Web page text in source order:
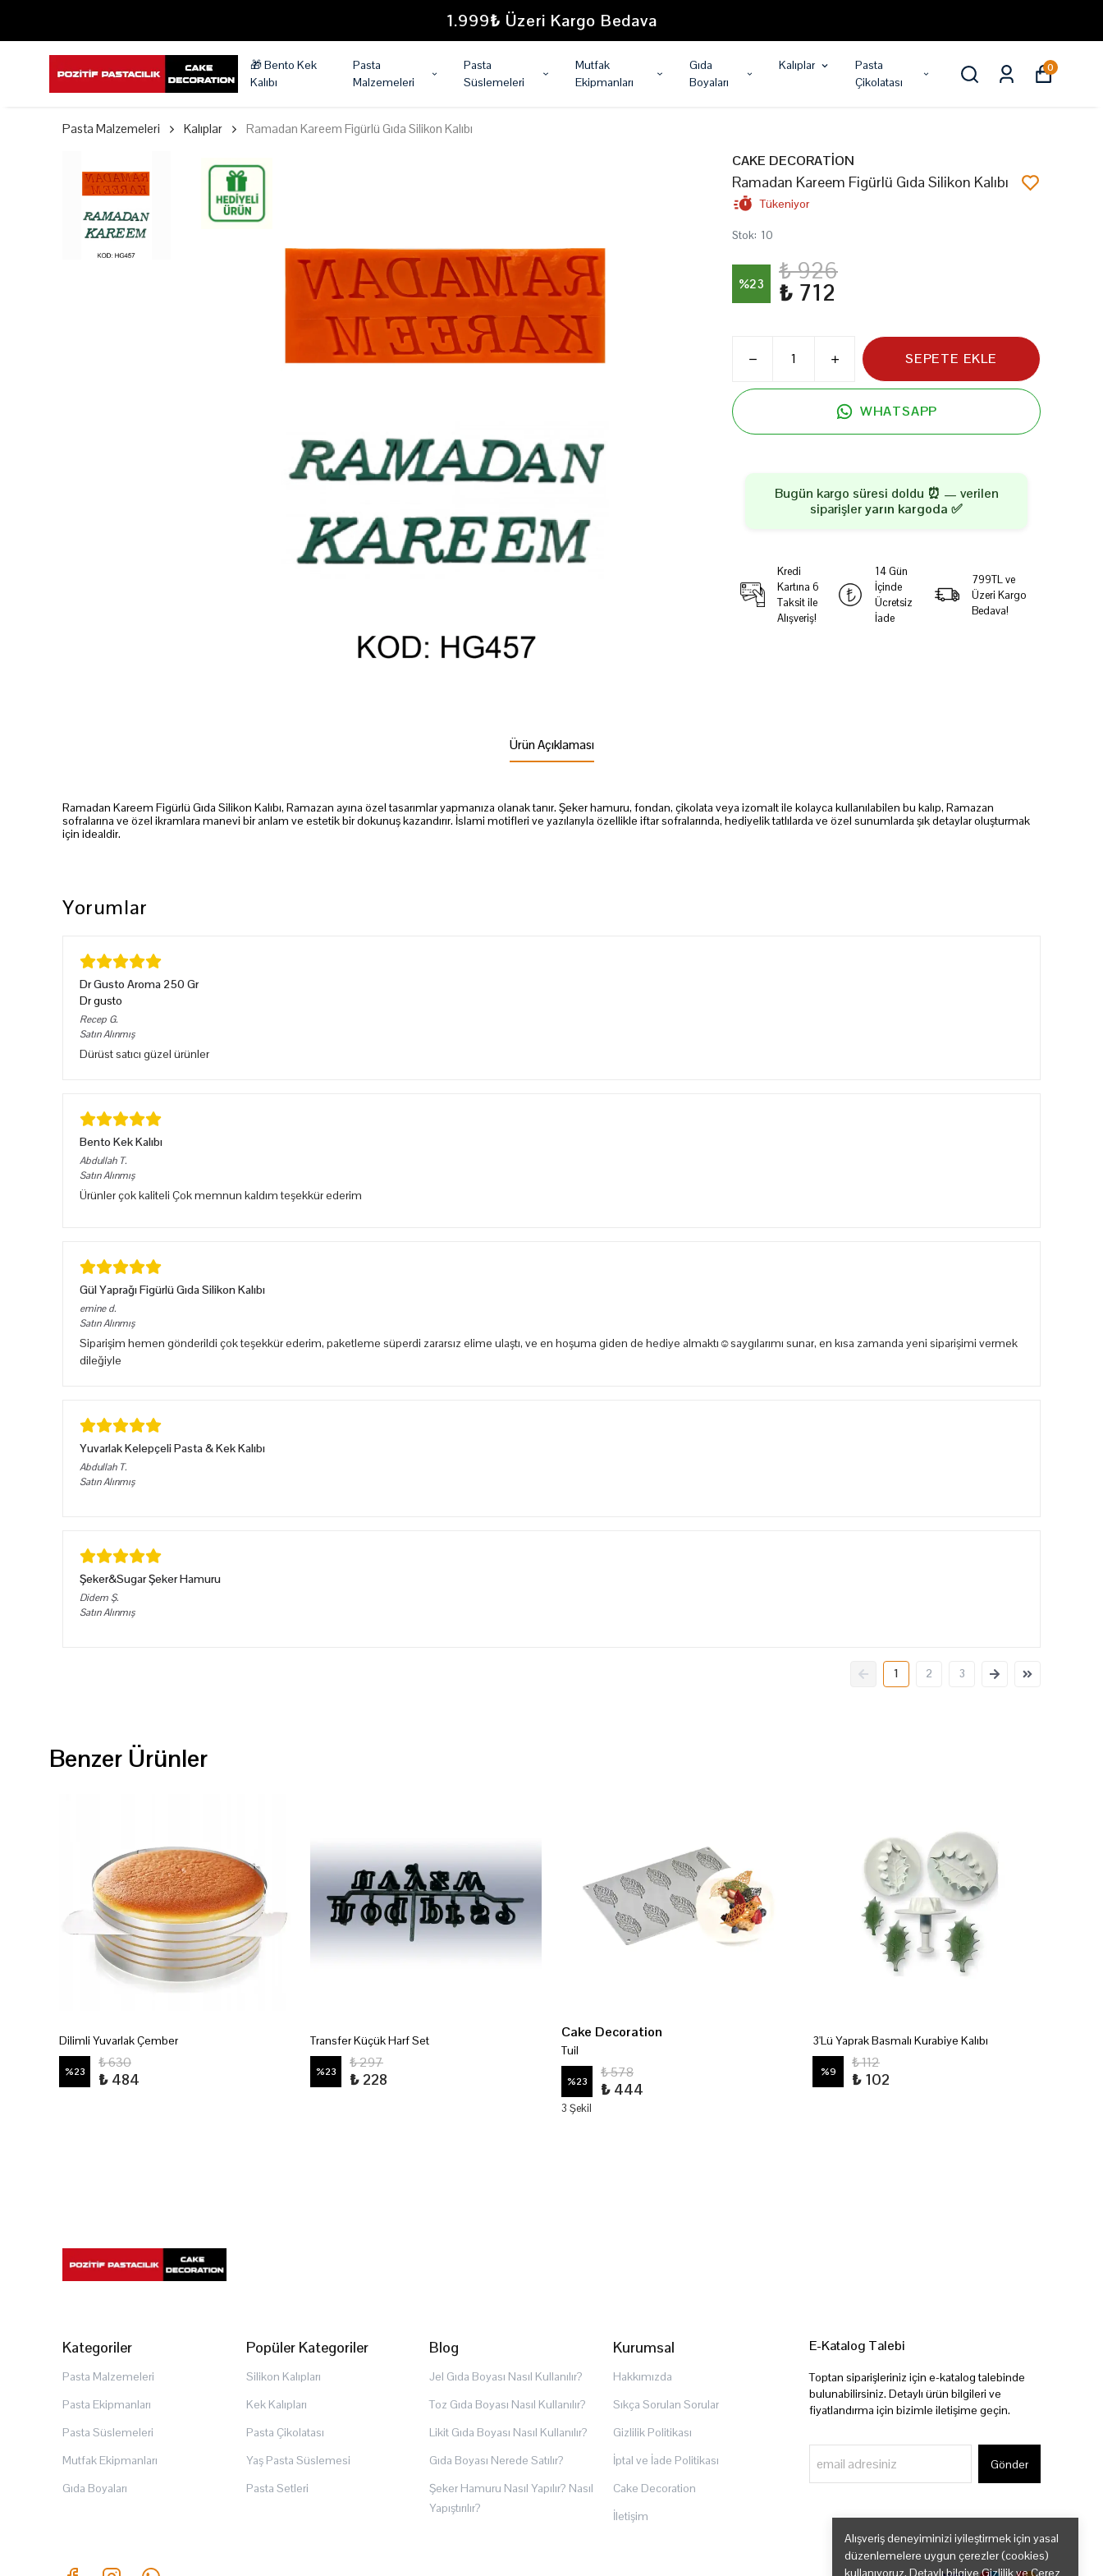
1.999₺ Üzeri Kargo Bedava
🎁 Bento Kek
Kalıbı
Pasta
Malzemeleri
Pasta
Süslemeleri
Mutfak
Ekipmanları
Gıda
Boyaları
Kalıplar
Pasta
Çikolatası
0
Alışveriş deneyiminizi iyileştirmek için yasal
düzenlemelere uygun çerezler (cookies)
kullanıyoruz. Detaylı bilgiyeGizlilik ve Çerez
Pasta Malzemeleri Kalıplar Ramadan Kareem Figürlü Gıda Silikon Kalıbı
CAKE DECORATİON
Ramadan Kareem Figürlü Gıda Silikon Kalıbı
Tükeniyor
Stok: 10
%23 ₺ 926
₺ 712
SEPETE EKLE
WHATSAPP
Bugün kargo süresi doldu ⏰ — verilen
siparişleryarın kargoda ✅
Kredi
Kartına 6
Taksit ile
Alışveriş!
14 Gün
İçinde
Ücretsiz
İade
799TL ve
Üzeri Kargo
Bedava!
Ürün Açıklaması
Ramadan Kareem Figürlü Gıda Silikon Kalıbı, Ramazan ayına özel tasarımlar yapmanıza olanak tanır. Şeker hamuru, fondan, çikolata veya izomalt ile kolayca kullanılabilen bu kalıp, Ramazan
sofralarına ve özel ikramlara manevi bir anlam ve estetik bir dokunuş kazandırır. İslami motifleri ve yazılarıyla özellikle iftar sofralarında, hediyelik tatlılarda ve özel sunumlarda şık detaylar oluşturmak
için idealdir.
Yorumlar
Dr Gusto Aroma 250 Gr
Dr gusto
Recep G.
Satın Alınmış
Dürüst satıcı güzel ürünler
Bento Kek Kalıbı
Abdullah T.
Satın Alınmış
Ürünler çok kaliteli Çok memnun kaldım teşekkür ederim
Gül Yaprağı Figürlü Gıda Silikon Kalıbı
emine d.
Satın Alınmış
Siparişim hemen gönderildi çok teşekkür ederim, paketleme süperdi zararsız elime ulaştı, ve en hoşuma giden de hediye almaktı☺️saygılarımı sunar, en kısa zamanda yeni siparişimi vermek
dileğiyle
Yuvarlak Kelepçeli Pasta & Kek Kalıbı
Abdullah T.
Satın Alınmış
Şeker&Sugar Şeker Hamuru
Didem Ş.
Satın Alınmış
1 2 3
Benzer Ürünler
Dilimli Yuvarlak Çember
%23
₺ 630
₺ 484
Transfer Küçük Harf Set
%23
₺ 297
₺ 228
Cake Decoration
Tuil
%23
₺ 578
₺ 444
3 Şekil
3'Lü Yaprak Basmalı Kurabiye Kalıbı
%9
₺ 112
₺ 102
Kategoriler
Pasta Malzemeleri
Pasta Ekipmanları
Pasta Süslemeleri
Mutfak Ekipmanları
Gıda Boyaları
Popüler Kategoriler
Silikon Kalıpları
Kek Kalıpları
Pasta Çikolatası
Yaş Pasta Süslemesi
Pasta Setleri
Blog
Jel Gıda Boyası Nasıl Kullanılır?
Toz Gıda Boyası Nasıl Kullanılır?
Likit Gıda Boyası Nasıl Kullanılır?
Gıda Boyası Nerede Satılır?
Şeker Hamuru Nasıl Yapılır? Nasıl
Yapıştırılır?
Kurumsal
Hakkımızda
Sıkça Sorulan Sorular
Gizlilik Politikası
İptal ve İade Politikası
Cake Decoration
İletişim
E-Katalog Talebi
Toptan siparişleriniz için e-katalog talebinde
bulunabilirsiniz. Detaylı ürün bilgileri ve
fiyatlandırma için bizimle iletişime geçin.
Gönder